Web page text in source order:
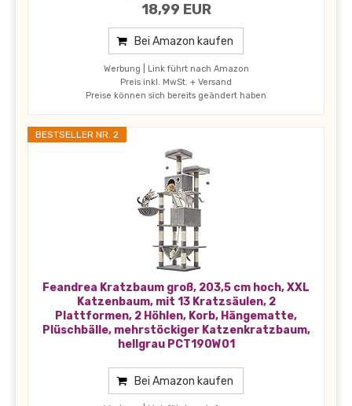
18,99 EUR
Bei Amazon kaufen
Werbung | Link führt nach Amazon
Preis inkl. MwSt. + Versand
Preise können sich bereits geändert haben
BESTSELLER NR. 2
Feandrea Kratzbaum groß, 203,5 cm hoch, XXL
Katzenbaum, mit 13 Kratzsäulen, 2
Plattformen, 2 Höhlen, Korb, Hängematte,
Plüschbälle, mehrstöckiger Katzenkratzbaum,
hellgrau PCT190W01
Bei Amazon kaufen